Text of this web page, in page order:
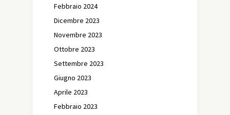
Febbraio 2024
Dicembre 2023
Novembre 2023
Ottobre 2023
Settembre 2023
Giugno 2023
Aprile 2023
Febbraio 2023